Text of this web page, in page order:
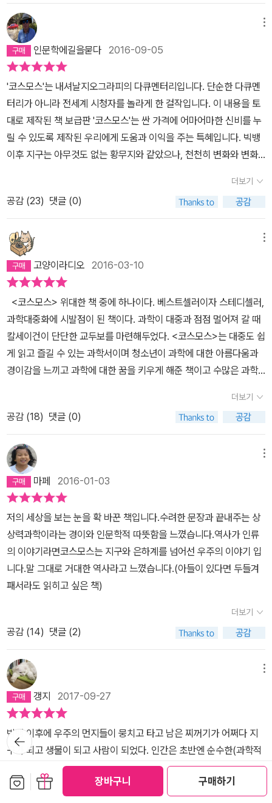
장바구니 구매하기
수 있다.'(p531)세이건은 우주가 닫혀 있고, 우주들이 끊임없이 회귀
되는 계층구조를 가지고 있다고 <코스모스>에서 말한다. 그의 말 속
에서 거대한 우주를 이해한다는 것이 반드시 우주여행을 의미하는 것
만은 아니라는 생각을 해본다. 내 자신과 주변의 소우주(小宇宙)를
이해하는 것이 머리 위 대우주(大宇宙)를 보는 것과 별반 다를 것이
없다는 사실을 세이건은 말하고 싶은 것은 아닐까.'우주에서 벌어졌던
진화의 단계를 차근차근 이해하노라면, 거대한 [수소 산업]의 최종 산
물로서 태어난 생물 하나하나가 모두 소중한 존재임을 확실히 알게
된다. 지구 이외의 다른 곳에서도 우리와 같이 놀랄 만한 돌연변이를
이룩한 존재들이 있을 것이다. 그렇기 때문에 우리는 하늘 먼 곳 어디
에선가 우리에게 들려줄 그들의 흥얼거림에 귀를 기울이는 것이
다.'(p674) <코스모스>에서는 냉철한 과학자의 모습만 아니라, 인
있기에, 다른 과학서들과는 달리 <코스모스>에서는 따뜻함을 느낄
수 있는 것 같다. 가을날의 코스모스처럼.(출처 : bing 이미지)
지금 보는 북극성은 800년 전의 모습을 보는 것이고, 우리와 가장 가
까운 은하 안드로메다는 220만 년 전의 모습이다. Scene #2 우
리는 별의 자녀 인류는 명백히 우주의 산물이다. 먼저 인간과 생명체
를 이루는 원소들이 모두 별의 폭발에서 만들어졌다. 초기 우주는 수
소와 헬륨뿐이었지만 별이 핵융합을 하다 신성(또는 초신성) 폭발로
생을 마무리하는 과정을 반복함에 따라 탄소 산소 질소 마그네슘 황
등 무거운 원소가 생긴다. 칼 세이건은 “DNA를 이루는 질소, 치아를
구성하는 칼슘, 혈액의 주요 성분인 철 등 원자 하나하나가 모두 별에
서 합성됐다. 그러므로 우리는 별의 자녀”라고 말한다. 태양도 주변
최초의 유기물이 생겨났을 것이다. 공룡이 사라진 덕분에 포유류가
번성하고 인간이 만물의 영장으로 진화하게 된 것도 우주적 환경의
변화와 밀접한 관련을 맺고 있다. 사실 우주를 들여다볼수록 인간의
존재는 경이다. 거꾸로, 인간의 눈으로 우주를 바라보기에 경이롭게
보이는 측면도 없지 않다. 예컨대 인간은 기적적으로 낙원 같은 지구
를 만난 것이 아니라 지구 환경에 적응한 결과물이다. 지구에 산소가
풍부해진 것은 인간에게는 행운이지만 산소 없이 살던 미생물들에게
재앙이었다. 화성인 논란은 또 어떤가. 로웰 천문대를 세운 퍼시벌 로
웰은 화성 표면을 가로지르는 선들이 거대한 운하라고 생각했고, 행
성 규모의 토목공사를 벌이는 고등한 지적존재가 존재한다고 믿었다.
물론 순전히 그의 바람이었다. 하지만 우주를 탐사하고 관측하는 것
자체가 인간의 본질적인 특성이다. 화성에 이끼 같은 생물을 살게 하
얼어붙었던 대기가 풀려나 언젠가 인류가 화성에 거주하게 되리라는
상상은, 사람의 지적 능력이 아니라 꿈꾸는 능력에서 나온다. 화성인
이 침공하는 공상과학과, 화성인이 산다는 로웰의 생각이 없었다면
과연 화성탐사선 프로젝트가 현실이 됐을까. 언젠가 화성의 극관(極
冠, 화성의 극에서 얼음으로 덮여 하얗게 빛나 보이는 부분)에서 녹
아내린 물을 적도 지대에서 받아쓰도록 거대한 운하를 건설할 날이
올지 모른다. 그 날이 오면 우리가 바로 ‘로웰의 화성인’이라고 세이건
은 말하고 있다. Scene #3 만약 외계 생명체가 존재한다면 ‘무한
의 공간’인 우주를 탐험하는 지적 존재는 과연 인류뿐일까? 인간만이
고등한 기술을 갖고 주변을 두리번거리고 있을까? 외계인과의 만남
은 어린 시절 누구나 한번쯤 꿈꾸는 ‘환상’이다. 그러나 소수지만 어른
이 돼서도 이 꿈을 진지하게 추구하는 사람들이 있다. 세이건은 조바
심치며 외계인과 조우를 고대하는 아이와도 같다. 전파는 외계의 존
재를 확인하는 수단인 동시에 인간의 존재를 외계에 알린다. 지구에
언젠가 외계 문명이 해독할지도 모를 인간의 TV 전파를 우려하기도
한다. 인류라는 존재는 고작 아무 생각 없는 광고, 끊임없는 국제 분
쟁, 지지고 볶는 가정사에 얽매여 산다니. 도대체 외계 문명인이 인류
를 뭘로 보겠는가. 외계 생명체의 모습이 지구인과 닮았을 가능성은
거의 없다. ‘여러 유기체에 분산 존재하는 지적 개체’ 같은 모습을 상
상해볼 수 있다. 인간처럼 상온에서 전기신호를 주고받는 뉴런이 아
들은 1,000만배나 빠른 속도로 생각을 하고, 동떨어진 뉴런끼리도 전
파를 주고받을 것이다. 그래서 분신들이 여러 행성에 흩어져 존재하
줘버리고 말았다. 고등학교 때 지독히도 싫어했던 물리와 지구과학.
문이과를 가리지 않고 모든 과학과목과 사회과목의 시험을 치러야 했
던 시절. 본고사 국영수에 집중하다보니 자신없는 과목은 과감히 손
을 놓고 찍기로 작정했는데 그 과목이 물리였다.12~13문제 가량 출
제되는 물리는 붙잡고 있어야 시간낭비일 뿐이라는 생각이 들었다.
기억으로는 그때 치른 예비고사에서 내가 찍은 답은 정답을 교묘히
피해갔고 문제에 문제가 있어서 모두 정답 처리했던 한 문제만 맞은
것으로 알고 있다. 지금까지 살아오면서 배짱 한번 제대로 부려본 사
건이라면 사건이었다. 책 한 권 제대로 읽지도 못한 알맹이 없는 시절
이었다. 하늘의 별을 바라보며 상상의 날개를 펼 기운조차 없던 삭막
한 시절이었다. 이런 나에 비해 딸아이는 고등학교 때 이 책을 아주 재
밌게 읽었다고 한다. 놀라웠다. 대학때도 못 읽었던 책을 고등학생이
이 책을 선물로 주었다. 오랫동안 미뤄둔 숙제를 하는 기분으로 읽기
시작했는데 읽다보니 끝까지 왔다. 별 하나를 발견한 심정이 되었다
고나 할까. 목성, 화성, 금성...이런 걸 내 입으로 말하는 행위는 주제
넘는 짓이겠다. 읽기에도 벅찼으니까. 그나마 좀 이해가능하고 관심
이 갔던 부분은 뇌의 구조에 관한 것이다. '현재 뇌의 구조에서 우리는
진화의 단계들을 미루어 알아볼 수 있다.'(549쪽) 이 책에서 인용한
폴 맥린에 의하면 뇌의 고차원적인 기능들이 크게 세 단계에 걸쳐 진
화했다고 한다.(550쪽) 1. R - 영역: 인간이 아직 파충류였던 시기에
발달, 인간의 공격적 행위, 정형화된 의식 행위, 자기 세력권의 방어,
뇌. 인간의 기분, 감정, 걱정 등의 정서적 반응과 행동 그리고 자녀 보
호의 본능을 지시하고 제어.3. 대뇌 피질: 수백만 년 전 인간이 영장류
였던 시기에 형성. 아이디어의 창출과 영감의 발현. 읽기와 쓰기, 수학
적 추론과 작곡이 이루어지는 곳으로 인간으로 하여금 의식적 삶을
가능케 하는 부위. 문명은 대뇌 피질의 산물. 재밌는 것은, 우리 각자
의 두개골 내부 깊숙한 곳에는 아직도 악어의 두뇌가 남아 있다는 것
이다. 강대국들은 살상용 핵무기를 자체 조달하고 비축하는 데에 대
한 자기 나름의 정당화 논리를 구축해 놓고 있으며, 그 논리의 당위성
을 만방에 열심히 홍보하고 있다. 항시 가상 적국의 문화적 하자를 지
적하고 그들이 저지를지 모르는 비이성적 행태를 상정하여 사람이 아
직 갖고 있는 파충류의 뇌를 자극하는 데 유효적절하게 활용함으로
써, 자국민을 파충류적 행동 기제로 몰고 가고는 한다. -650쪽 오
기제'인 R - 영역권에서 벗어나지 못했다는 얘기가 되는 건가? 칼
세이건의 사유는 깊고도 넓다. 그중 한 부분. 사람은 대지의 자녀인 동
시에 하늘의 자녀이기도 하다. 지구에서 살아오는 동안 인류는 못된
진화적 습성을 많이 길러 왔다. 호전성, 그릇된 관습, 지도자에 대한
무조건적 복종, 이방인에 대한 이유없는 적개심같이 오랫동안 유전돼
온 못된 요소들은 인류의 생존 자체를 크게 위협하고 있다. 그러나 우
리는 남을 측은히 여길 줄 아는 좋은 천성도 갖고 있다. 우리는 자식을
사랑할 뿐만 아니라 자식의 자식도 아낀다. 역사에서 무언가를 배우
려 노력하고 지적인 것을 향한 물같은 열정을 가지고 있다. 이것들은
인류에게 영원한 생존과 번성을 확실히 약속할 도구요 방편이 될 것
이다. 못된 습성과 좋은 천성 중에서 어느 쪽이 우리 마음을 지배할 지
인문학에길을묻다 2016-09-05
'코스모스'는 내셔날지오그라피의 다큐멘터리입니다. 단순한 다큐멘
터리가 아니라 전세계 시청자를 놀라게 한 걸작입니다. 이 내용을 토
대로 제작된 책 보급판 '코스모스'는 싼 가격에 어마어마한 신비를 누
릴 수 있도록 제작된 우리에게 도움과 이익을 주는 특혜입니다. 빅뱅
이후 지구는 아무것도 없는 황무지와 같았으나, 천천히 변화와 변화
OCESS를 거쳐 어류, 양서류, 파충류, 조류, 포유류로 진화하는 과정
이 경이롭기만 합니다. 태양계의 별들도 이런 과정을 거치지 않을 수
없었다는 가정하에 지구와 가까운 금성과 화성을 탐사하기 시작 했습
니다. 요즘 작가로 활동중인 유시민 前국회의원이 세상에서 가장 재
미있는 과학책으로 추천한 바로 그책 칼세이던의 '코스모스'입니다.
두께에 눌려 처음 보다가 덮고, 다시 펴고, 많은 시간이 지나고난 후
처음부터 다시 읽고 또 읽었습니다. 화성지표 실험을 위해 남극에 갔
다가 유명을 달리한 과학자와 밝혀지지 않은 진실을 끌어내기 위하여
최선을 다하신 모든 과학자에게 진심으로 경의를 표하고 감사를 드립
니다. 칼세이건은 강조하고 있습니다. 우리도 코스모스의 일부이며,
시적인 수사가 아니라 우주는 근본적인 의미에서 연결되어 있고, 운
명도 코스모스와 깊게 관련되어 있다고 주장하고 있습니다. 또한 우
주적 관점에서 본 인간의 본질과 만나게 될 것이고, 물아일체의 경지
이며, 운명과도 같다는 것입니다. 은하계와 태양계의 다양한 현상들
심으로 감사 드리며, 다시 한 번 고개를 숙입니다. 책이 719페이지
로 두꺼워서 베개로 쓰기에도 안성맞춤입니다. 지구와 과학을 싫어하
는 모든 분들께 강추 또 강추합니다.
더보기
공감 (23) 댓글 (0)
고양이라디오 2016-03-10
<코스모스> 위대한 책 중에 하나이다. 베스트셀러이자 스테디셀러,
과학대중화에 시발점이 된 책이다. 과학이 대중과 점점 멀어져 갈 때
칼세이건이 단단한 교두보를 마련해두었다. <코스모스>는 대중도 쉽
게 읽고 즐길 수 있는 과학서이며 청소년이 과학에 대한 아름다움과
경이감을 느끼고 과학에 대한 꿈을 키우게 해준 책이고 수많은 과학
이 들지 않는 책이다. 그런데 이 책이 그토록 많이 팔렸다니 놀랍다.
사실 우리나라 과학 분야에선 베스트셀러가 굉장히 적다고 한다. 지
금까지 과학분야 베스트셀러는 손에 꼽을 정도이다. 우리나라 과학분
야는 불모지나 다름없다. 앞으로 <코스모스>를 뛰어넘는 베스트셀러
가 언제쯤이나 나올지 요원하다. 그만큼 <코스모스>는 블루오션에서
당당히 1위자리를 고수하고 있다. <코스모스>가 이토록 많이 읽힌
이유는 무엇일까. 일단은 유명하다. 칼세이건의 명성뿐만아니라 <코
스모스>는 미국에서 1980년 다큐멘터리로도 방영되었고, 7억 5천
만명이 시청하였다고 한다. 그리고 2014년에 내셔널지오그래픽채널
에서 닐타이슨에 의해 다시 화려하게 부활했다. <코스모스>는 전세
계적인 베스트셀러이며, 과학을 대중에게 선보인 최초의 책이며, 최
고의 책이다. 그리고 따뜻함과 높은 문학성이 있다. 리처드 도킨스의
차가움과 많이 대비가 된다. 당대의 최고 지성 중에 한 명이었던 칼세
이건의 글은 종교, 철학, 생물학, 인류학 등 모든 분야를 총망라한다.
과학사, 인류사의 이야기이기도 하다. 그의 문체는 시종일관 따뜻하
고 포근하다. 우리가 별의 일부임을 느끼게 해준다. 이 책을 읽는데
굉장히 오랜 시간이 걸렸다. 내겐 이 책이 다음 내용이 궁금하고 계속
읽고 싶어지는 책은 아니었다. 청소년이나 과학에 익숙하지 않은 분
들께는 새롭고 재미있겠지만, 어느정도 과학에 대해 아시는 분들께는
대부분 아는 내용들일 것이다. 아는 것들에 대해 더 깊이 있게 알게 되
아한다. 그리고 책이 두꺼워서 가지고 다니기 싫어서 집에 놓고 읽다
보니 더욱 더뎠다. 나는 원래 집에서는 공부나 독서를 잘 못하는 편이
더보기
공감 (18) 댓글 (0)
마페 2016-01-03
저의 세상을 보는 눈을 확 바꾼 책입니다.수려한 문장과 끝내주는 상
상력과학이라는 경이와 인문학적 따뜻함을 느꼈습니다.역사가 인류
의 이야기라면코스모스는 지구와 은하계를 넘어선 우주의 이야기 입
니다.말 그대로 거대한 역사라고 느꼈습니다.(아들이 있다면 두들겨
패서라도 읽히고 싶은 책)
더보기
공감 (14) 댓글 (2)
갱지 2017-09-27
빅뱅 이후에 우주의 먼지들이 뭉치고 타고 남은 찌꺼기가 어쩌다 지
구가 되고 생물이 되고 사람이 되었다. 인간은 초반엔 순수한(과학적
인) 사고를 하며 발전하는 듯 했으나, 결국 잘못된 체계로 인해 긴 암
흑기를 맞게 되고(정말 열받는 일이지만) 다시 늦은 깨어남을 반복하
뒤로가
기